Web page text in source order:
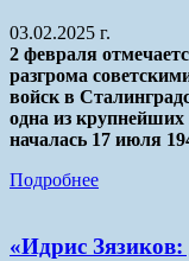
03.02.2025 г.
2 февраля
разгрома
войск в
одна из
началась 17 июля
Подробнее
«Идрис Зязиков: